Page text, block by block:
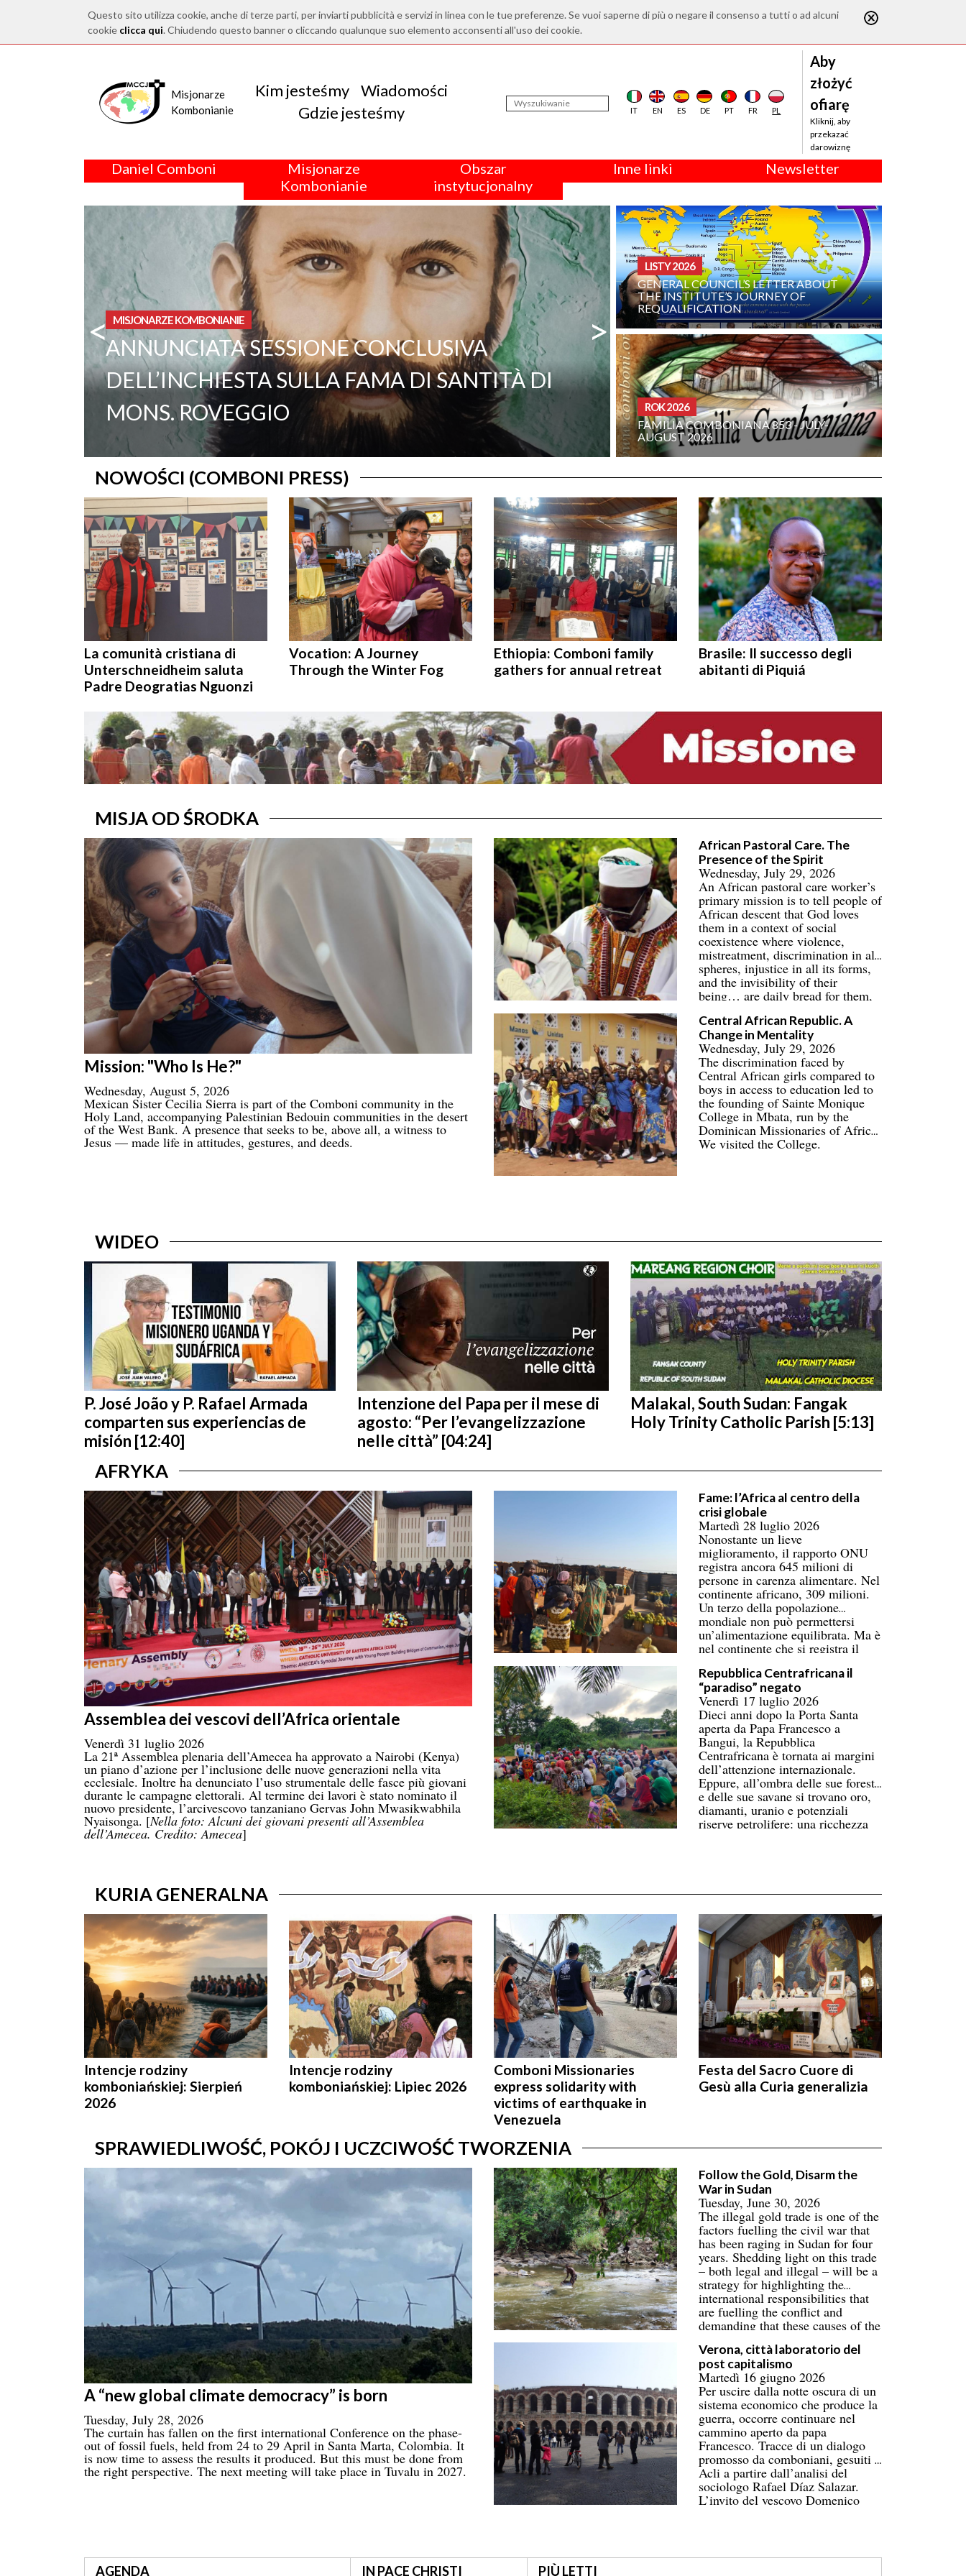
Questo sito utilizza cookie, anche di terze parti, per inviarti pubblicità e servizi in linea con le tue preferenze. Se vuoi saperne di più o negare il consenso a tutti o ad alcuni
cookie clicca qui. Chiudendo questo banner o cliccando qualunque suo elemento acconsenti all'uso dei cookie.
Misjonarze
Kombonianie
Kim jesteśmy
Wiadomości
Gdzie jesteśmy
IT EN ES DE PT FR PL
Aby
złożyć
ofiarę
Kliknij, aby
przekazać
darowiznę
Daniel Comboni
Misjonarze
Kombonianie
Obszar
instytucjonalny
Inne linki Newsletter
< MISJONARZE KOMBONIANIE
ANNUNCIATA SESSIONE CONCLUSIVA
DELL’INCHIESTA SULLA FAMA DI SANTITÀ DI
MONS. ROVEGGIO
>
LISTY 2026
GENERAL COUNCIL’S LETTER ABOUT
THE INSTITUTE’S JOURNEY OF
REQUALIFICATION
ROK 2026
FAMILIA COMBONIANA 853 - JULY-
AUGUST 2026
NOWOŚCI (COMBONI PRESS)
La comunità cristiana di
Unterschneidheim saluta
Padre Deogratias Nguonzi
Vocation: A Journey
Through the Winter Fog
Ethiopia: Comboni family
gathers for annual retreat
Brasile: Il successo degli
abitanti di Piquiá
MISJA OD ŚRODKA
Mission: "Who Is He?"
Wednesday, August 5, 2026
Mexican Sister Cecilia Sierra is part of the Comboni community in the
Holy Land, accompanying Palestinian Bedouin communities in the desert
of the West Bank. A presence that seeks to be, above all, a witness to
Jesus — made life in attitudes, gestures, and deeds.
African Pastoral Care. The
Presence of the Spirit
Wednesday, July 29, 2026
An African pastoral care worker’s
primary mission is to tell people of
African descent that God loves
them in a context of social
coexistence where violence,
mistreatment, discrimination in all
spheres, injustice in all its forms,
and the invisibility of their
being… are daily bread for them,
communities.
Central African Republic. A
Change in Mentality
Wednesday, July 29, 2026
The discrimination faced by
Central African girls compared to
boys in access to education led to
the founding of Sainte Monique
College in Mbata, run by the
Dominican Missionaries of Africa.
We visited the College.
WIDEO
P. José João y P. Rafael Armada
comparten sus experiencias de
misión [12:40]
Intenzione del Papa per il mese di
agosto: “Per l’evangelizzazione
nelle città” [04:24]
Malakal, South Sudan: Fangak
Holy Trinity Catholic Parish [5:13]
AFRYKA
Assemblea dei vescovi dell’Africa orientale
Venerdì 31 luglio 2026
La 21ª Assemblea plenaria dell’Amecea ha approvato a Nairobi (Kenya)
un piano d’azione per l’inclusione delle nuove generazioni nella vita
ecclesiale. Inoltre ha denunciato l’uso strumentale delle fasce più giovani
durante le campagne elettorali. Al termine dei lavori è stato nominato il
nuovo presidente, l’arcivescovo tanzaniano Gervas John Mwasikwabhila
Nyaisonga. [Nella foto: Alcuni dei giovani presenti all’Assemblea
dell’Amecea. Credito: Amecea]
Fame: l’Africa al centro della
crisi globale
Martedì 28 luglio 2026
Nonostante un lieve
miglioramento, il rapporto ONU
registra ancora 645 milioni di
persone in carenza alimentare. Nel
continente africano, 309 milioni.
Un terzo della popolazione
mondiale non può permettersi
un’alimentazione equilibrata. Ma è
nel continente che si registra il
coinvolte, superando ormai l’Asia.
Donne e bambini pagano il prezzo
più alto. La carenza di
infrastrutture nella catena del
freddo fa perdere oltre un terzo
della produzione di frutta, verdura,
pesce e latticini.
Repubblica Centrafricana il
“paradiso” negato
Venerdì 17 luglio 2026
Dieci anni dopo la Porta Santa
aperta da Papa Francesco a
Bangui, la Repubblica
Centrafricana è tornata ai margini
dell’attenzione internazionale.
Eppure, all’ombra delle sue foreste
e delle sue savane si trovano oro,
diamanti, uranio e potenziali
riserve petrolifere: una ricchezza
KURIA GENERALNA
Intencje rodziny
komboniańskiej: Sierpień
2026
Intencje rodziny
komboniańskiej: Lipiec 2026
Comboni Missionaries
express solidarity with
victims of earthquake in
Venezuela
Festa del Sacro Cuore di
Gesù alla Curia generalizia
SPRAWIEDLIWOŚĆ, POKÓJ I UCZCIWOŚĆ TWORZENIA
A “new global climate democracy” is born
Tuesday, July 28, 2026
The curtain has fallen on the first international Conference on the phase-
out of fossil fuels, held from 24 to 29 April in Santa Marta, Colombia. It
is now time to assess the results it produced. But this must be done from
the right perspective. The next meeting will take place in Tuvalu in 2027.
Follow the Gold, Disarm the
War in Sudan
Tuesday, June 30, 2026
The illegal gold trade is one of the
factors fuelling the civil war that
has been raging in Sudan for four
years. Shedding light on this trade
– both legal and illegal – will be a
strategy for highlighting the
international responsibilities that
are fuelling the conflict and
demanding that these causes of the
Verona, città laboratorio del
post capitalismo
Martedì 16 giugno 2026
Per uscire dalla notte oscura di un
sistema economico che produce la
guerra, occorre continuare nel
cammino aperto da papa
Francesco. Tracce di un dialogo
promosso da comboniani, gesuiti a
Acli a partire dall’analisi del
sociologo Rafael Díaz Salazar.
L’invito del vescovo Domenico
cambiamento possibile.
AGENDA IN PACE CHRISTI PIÙ LETTI